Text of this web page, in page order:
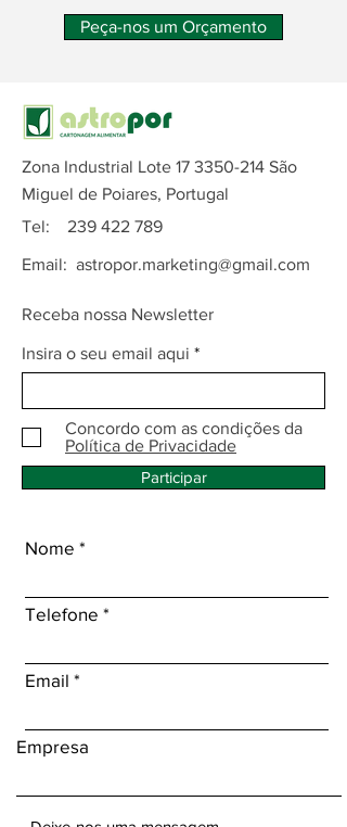
Peça-nos um Orçamento
Zona Industrial Lote 17 3350-214 São
Miguel de Poiares, Portugal
Tel: 239 422 789
Email: astropor.marketing@gmail.com
Receba nossa Newsletter
Insira o seu email aqui
Concordo com as condições da
Política de Privacidade
Participar
Nome
Telefone
Email
Empresa